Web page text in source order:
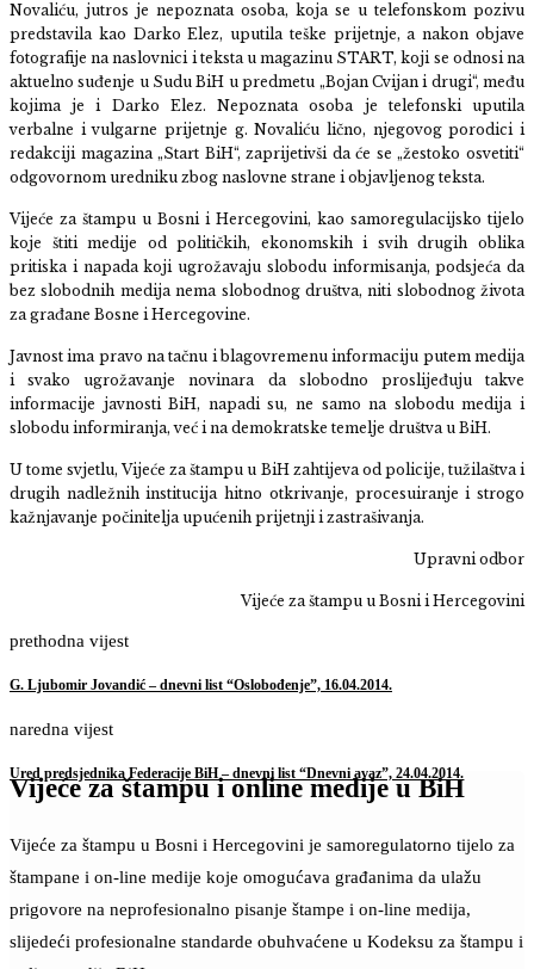
Novaliću, jutros je nepoznata osoba, koja se u telefonskom pozivu
predstavila kao Darko Elez, uputila teške prijetnje, a nakon objave
fotografije na naslovnici i teksta u magazinu START, koji se odnosi na
aktuelno suđenje u Sudu BiH u predmetu „Bojan Cvijan i drugi“, među
kojima je i Darko Elez. Nepoznata osoba je telefonski uputila
verbalne i vulgarne prijetnje g. Novaliću lično, njegovog porodici i
redakciji magazina „Start BiH“, zaprijetivši da će se „žestoko osvetiti“
odgovornom uredniku zbog naslovne strane i objavljenog teksta.
Vijeće za štampu u Bosni i Hercegovini, kao samoregulacijsko tijelo
koje štiti medije od političkih, ekonomskih i svih drugih oblika
pritiska i napada koji ugrožavaju slobodu informisanja, podsjeća da
bez slobodnih medija nema slobodnog društva, niti slobodnog života
za građane Bosne i Hercegovine.
Javnost ima pravo na tačnu i blagovremenu informaciju putem medija
i svako ugrožavanje novinara da slobodno proslijeđuju takve
informacije javnosti BiH, napadi su, ne samo na slobodu medija i
slobodu informiranja, već i na demokratske temelje društva u BiH.
U tome svjetlu, Vijeće za štampu u BiH zahtijeva od policije, tužilaštva i
drugih nadležnih institucija hitno otkrivanje, procesuiranje i strogo
kažnjavanje počinitelja upućenih prijetnji i zastrašivanja.
Upravni odbor
Vijeće za štampu u Bosni i Hercegovini
prethodna vijest
G. Ljubomir Jovandić – dnevni list “Oslobođenje”, 16.04.2014.
naredna vijest
Ured predsjednika Federacije BiH – dnevni list “Dnevni avaz”, 24.04.2014.
Vijeće za štampu i online medije u BiH
Vijeće za štampu u Bosni i Hercegovini je samoregulatorno tijelo za
štampane i on-line medije koje omogućava građanima da ulažu
prigovore na neprofesionalno pisanje štampe i on-line medija,
slijedeći profesionalne standarde obuhvaćene u Kodeksu za štampu i